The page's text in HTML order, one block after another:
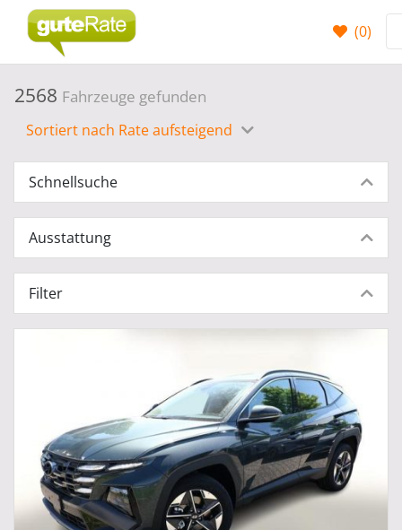
(0)
2568 Fahrzeuge gefunden
Sortiert nach Rate aufsteigend
Schnellsuche
Ausstattung
Filter